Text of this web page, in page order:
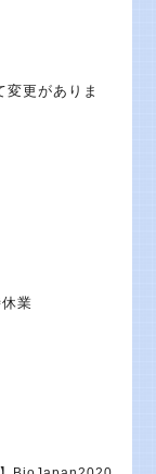
更がありま
業